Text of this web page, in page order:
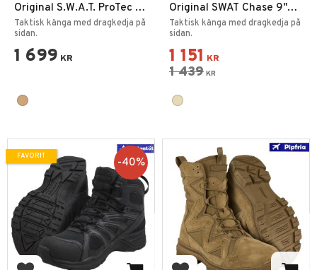
Original S.W.A.T. ProTec 8”
SZ – Taktiska Kängor
Taktisk känga med dragkedja på
sidan.
1 699 KR
Original SWAT Chase 9"
SZ Tan
Taktisk känga med dragkedja på
sidan.
1 151 KR
1 439 KR
40%
FAVORIT